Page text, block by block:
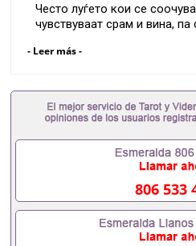
Често луѓето кои се
чувствуваат срам и вина,
Затоа е клучно да се
третман за зависност од
резултати и обезбедува
Во Центарот за зависници
психијатри, психолози,
Програмата започнува со
колку време трае
- Leer más -
806 533